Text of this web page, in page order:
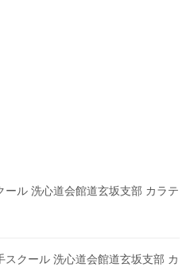
ール 洗心道会館道玄坂支部 カラテ
スクール 洗心道会館道玄坂支部 カ